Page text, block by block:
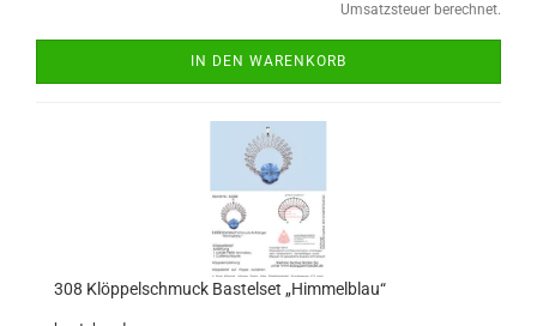
Umsatzsteuer berechnet.
IN DEN WARENKORB
308 Klöppelschmuck Bastelset „Himmelblau“